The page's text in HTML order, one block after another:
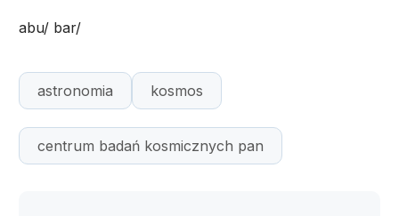
abu/ bar/
astronomia kosmos
centrum badań kosmicznych pan